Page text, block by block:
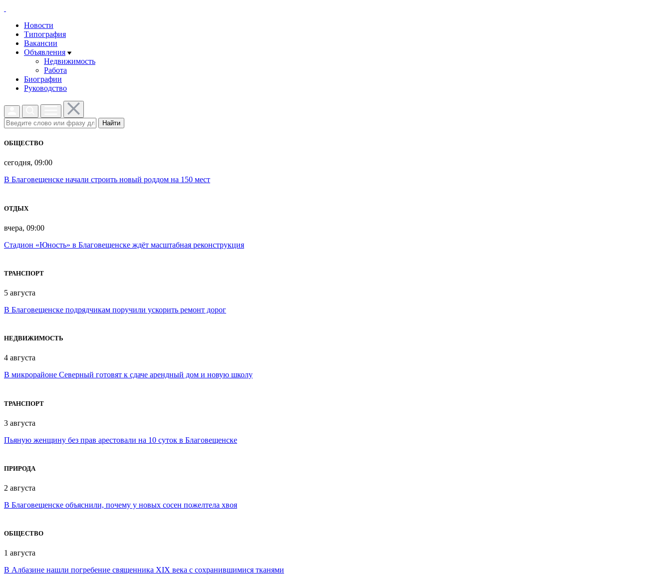
Новости
Типография
Вакансии
Объявления
Недвижимость
Работа
Биографии
Руководство
Найти
ОБЩЕСТВО
сегодня, 09:00
В Благовещенске начали строить новый роддом на 150 мест
ОТДЫХ
вчера, 09:00
Стадион «Юность» в Благовещенске ждёт масштабная реконструкция
ТРАНСПОРТ
5 августа
В Благовещенске подрядчикам поручили ускорить ремонт дорог
НЕДВИЖИМОСТЬ
4 августа
В микрорайоне Северный готовят к сдаче арендный дом и новую школу
ТРАНСПОРТ
3 августа
Пьяную женщину без прав арестовали на 10 суток в Благовещенске
ПРИРОДА
2 августа
В Благовещенске объяснили, почему у новых сосен пожелтела хвоя
ОБЩЕСТВО
1 августа
В Албазине нашли погребение священника XIX века с сохранившимися тканями